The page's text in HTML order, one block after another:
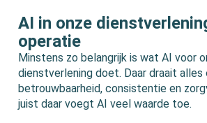
AI in onze
operatie
Minstens zo belangrijk is wat AI voor
dienstverlening doet. Daar draait alles
betrouwbaarheid, consistentie en
juist daar voegt AI veel waarde toe.